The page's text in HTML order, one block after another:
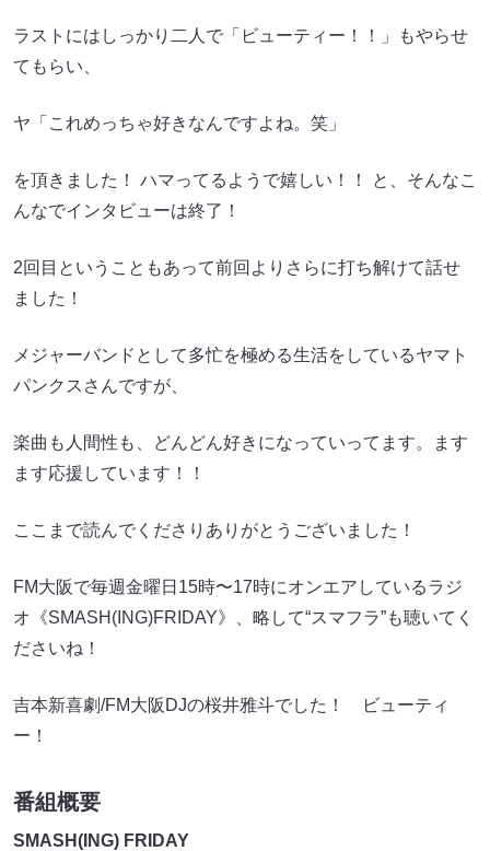
ラストにはしっかり二人で「ビューティー！！」もやらせ
てもらい、
ヤ「これめっちゃ好きなんですよね。笑」
を頂きました！ ハマってるようで嬉しい！！ と、そんなこ
んなでインタビューは終了！
2回目ということもあって前回よりさらに打ち解けて話せ
ました！
メジャーバンドとして多忙を極める生活をしているヤマト
パンクスさんですが、
楽曲も人間性も、どんどん好きになっていってます。ます
ます応援しています！！
ここまで読んでくださりありがとうございました！
FM大阪で毎週金曜日15時〜17時にオンエアしているラジ
オ《SMASH(ING)FRIDAY》、略して“スマフラ”も聴いてく
ださいね！
吉本新喜劇/FM大阪DJの桜井雅斗でした！ ビューティ
ー！
番組概要
SMASH(ING) FRIDAY